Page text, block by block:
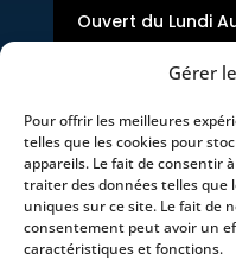
Gérer
Pour offrir les meilleures
telles que les cookies pour
appareils. Le fait de consentir
traiter des données telles que
uniques sur ce site. Le fait de
consentement peut avoir un
caractéristiques et fonctions.
Ouvert du Lundi
8:00-12:00 et
Téléphone
09 71 44 12 81